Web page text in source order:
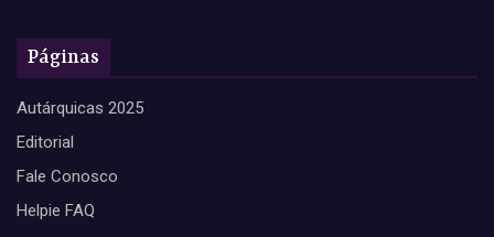
Páginas
Autárquicas 2025
Editorial
Fale Conosco
Helpie FAQ